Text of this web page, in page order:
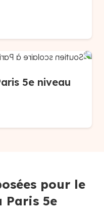
5e niveau
pour le
Paris 5e